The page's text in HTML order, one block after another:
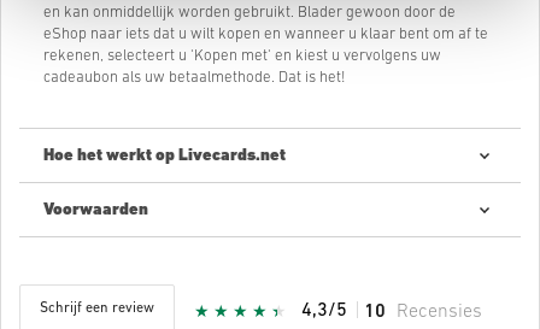
en kan onmiddellijk worden gebruikt. Blader gewoon door de
eShop naar iets dat u wilt kopen en wanneer u klaar bent om af te
rekenen, selecteert u 'Kopen met' en kiest u vervolgens uw
cadeaubon als uw betaalmethode. Dat is het!
Hoe het werkt op Livecards.net
Nieuw op Livecards.net? Digitale codes kopen is snel en makkelijk:
Voorwaarden
releasedatum geleverd worden terwijl items die in
voorraad zijn direct geleverd worden onder voorbehoud
Schrijf een review 4,3/5 10 Recensies